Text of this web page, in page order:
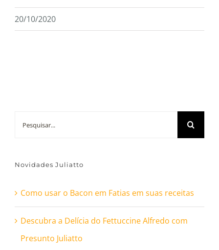
20/10/2020
Novidades Juliatto
Como usar o Bacon em Fatias em suas receitas
Descubra a Delícia do Fettuccine Alfredo com
Presunto Juliatto